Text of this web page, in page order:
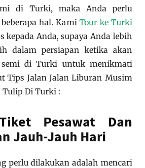
di Turki, maka Anda perlu
hal. Kami Tour ke Turki
kepada Anda, supaya Anda lebih
dalam persiapan ketika akan
di Turki untuk menikmati
Tips Jalan Jalan Liburan Musim
Di Turki :
Pesawat Dan
Jauh-Jauh Hari
perlu dilakukan adalah mencari